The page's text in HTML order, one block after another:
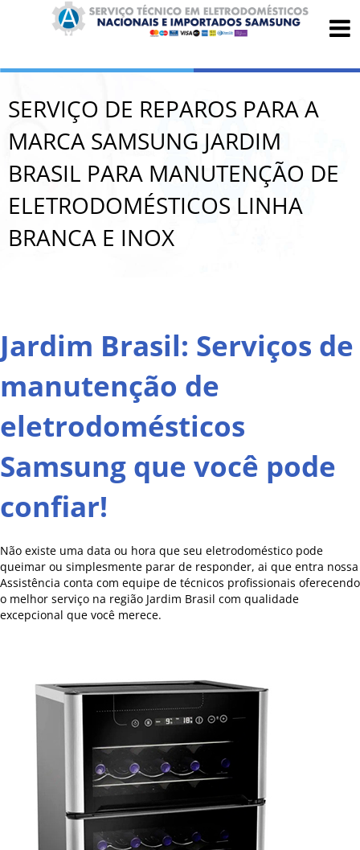
SERVIÇO DE REPAROS PARA A
MARCA SAMSUNG JARDIM
BRASIL PARA MANUTENÇÃO DE
ELETRODOMÉSTICOS LINHA
BRANCA E INOX
Jardim Brasil: Serviços de
manutenção de
eletrodomésticos
Samsung que você pode
confiar!
Não existe uma data ou hora que seu eletrodoméstico pode
queimar ou simplesmente parar de responder, ai que entra nossa
Assistência conta com equipe de técnicos profissionais oferecendo
o melhor serviço na região Jardim Brasil com qualidade
excepcional que você merece.